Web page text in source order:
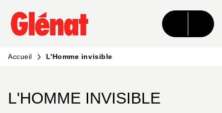
MENU RECHERCHE CONTENU
PIED DE PAGE
Accueil L'Homme invisible
L'HOMME INVISIBLE